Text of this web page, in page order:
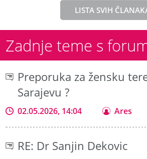
LISTA SVIH
Zadnje teme s
Preporuka za žensku
Sarajevu ?
02.05.2026, 14:04 Ares
RE: Dr Sanjin Dekovic